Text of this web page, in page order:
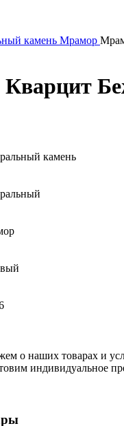
камень Мрамор
камень
о наших товарах и
индивидуальное